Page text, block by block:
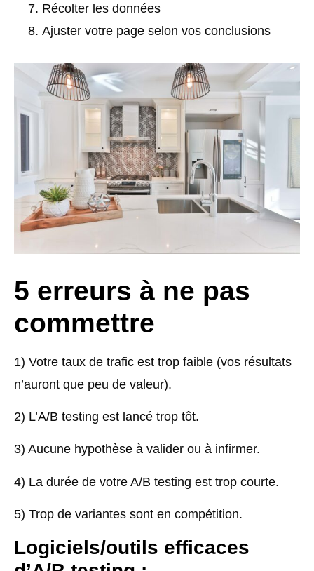
Récolter les données
Ajuster votre page selon vos conclusions
5 erreurs à ne pas
commettre
1) Votre taux de trafic est trop faible (vos résultats
n’auront que peu de valeur).
2) L’A/B testing est lancé trop tôt.
3) Aucune hypothèse à valider ou à infirmer.
4) La durée de votre A/B testing est trop courte.
5) Trop de variantes sont en compétition.
Logiciels/outils efficaces